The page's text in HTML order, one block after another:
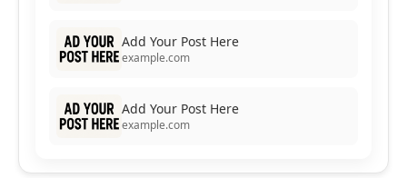
Add Your Post Here
example.com
Add Your Post Here
example.com